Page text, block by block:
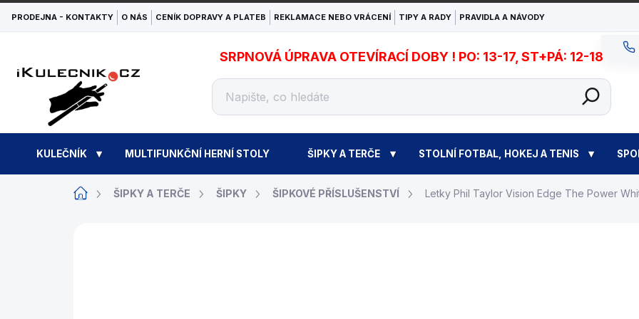
Přejít
obsah
PRODEJNA - KONTAKTY O NÁS CENÍK DOPRAVY A PLATEB REKLAMACE NEBO VRÁCENÍ TIPY A RADY PRAVIDLA A NÁVODY
SRPNOVÁ ÚPRAVA OTEVÍRACÍ DOBY ! PO: 13-17, ST+PÁ: 12-18
KULEČNÍK MULTIFUNKČNÍ HERNÍ STOLY ŠIPKY A TERČE STOLNÍ FOTBAL, HOKEJ A TENIS
DomůŠIPKY A TERČE ŠIPKY ŠIPKOVÉ PŘÍSLUŠENSTVÍ Letky Phil Taylor Vision Edge The Power